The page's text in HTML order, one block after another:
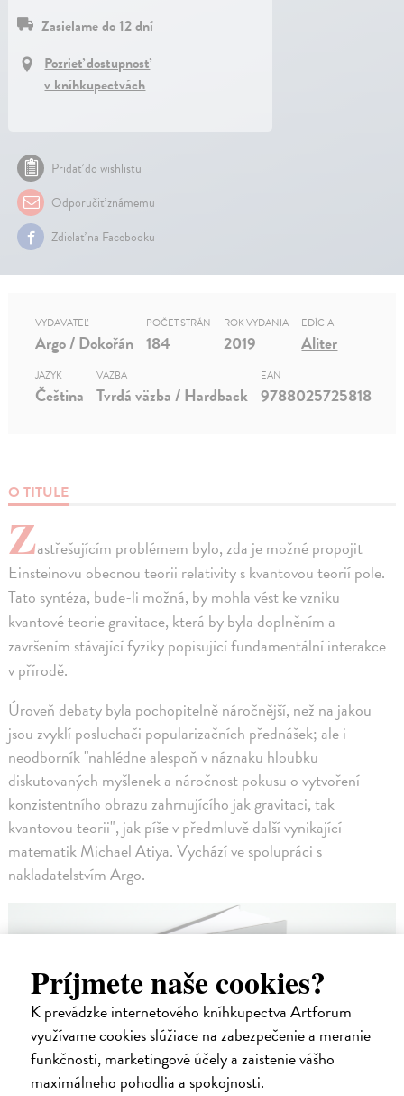
Príjmete naše cookies?
K prevádzke internetového kníhkupectva Artforum
využívame cookies slúžiace na zabezpečenie a meranie
funkčnosti, marketingové účely a zaistenie vášho
maximálneho pohodlia a spokojnosti.
Zasielame do 12 dní
Pozrieť dostupnosť
v kníhkupectvách
Pridať do wishlistu
Odporučiť známemu
Zdielať na Facebooku
O TITULE
Zastřešujícím problémem bylo, zda je možné propojit
Einsteinovu obecnou teorii relativity s kvantovou teorií pole.
Tato syntéza, bude-li možná, by mohla vést ke vzniku
kvantové teorie gravitace, která by byla doplněním a
završením stávající fyziky popisující fundamentální interakce
v přírodě.
Úroveň debaty byla pochopitelně náročnější, než na jakou
jsou zvyklí posluchači popularizačních přednášek; ale i
neodborník "nahlédne alespoň v náznaku hloubku
diskutovaných myšlenek a náročnost pokusu o vytvoření
konzistentního obrazu zahrnujícího jak gravitaci, tak
kvantovou teorii", jak píše v předmluvě další vynikající
matematik Michael Atiya. Vychází ve spolupráci s
nakladatelstvím Argo.
VYDAVATEĽ
Argo / Dokořán
POČET STRÁN
184
ROK VYDANIA
2019
EDÍCIA
Aliter
JAZYK
Čeština
VÄZBA
Tvrdá väzba / Hardback
EAN
9788025725818